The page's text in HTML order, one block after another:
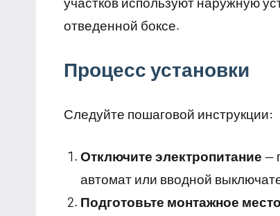
отведенной боксе.
Процесс установки
Следуйте пошаговой инструкции:
Отключите электропитание —
автомат или вводной
Подготовьте монтажное место